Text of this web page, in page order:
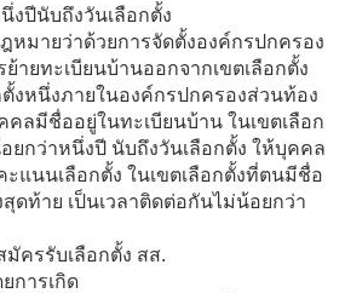
งปีนับถึงวันเลือกตั้ง
มายว่าด้วยการจัดตั้งองค์กรปกครอง
ยทะเบียนบ้านออกจากเขตเลือกตั้ง
ตั้งหนึ่งภายในองค์กรปกครองส่วนท้อง
ลมีชื่ออยู่ในทะเบียนบ้าน ในเขตเลือก
ยกว่าหนึ่งปี นับถึงวันเลือกตั้ง ให้บุคคล
แนนเลือกตั้ง ในเขตเลือกตั้งที่ตนมีชื่อ
ดท้าย เป็นเวลาติดต่อกันไม่น้อยกว่า
ครรับเลือกตั้ง สส.
การเกิด